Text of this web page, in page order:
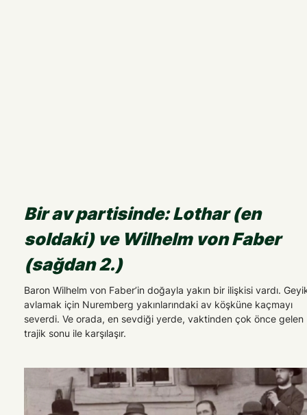
Bir av partisinde: Lothar (en
soldaki) ve Wilhelm von Faber
(sağdan 2.)
Baron Wilhelm von Faber’in doğayla yakın bir ilişkisi vardı.
avlamak için Nuremberg yakınlarındaki av köşküne kaçmayı
severdi. Ve orada, en sevdiği yerde, vaktinden çok önce gelen
trajik sonu ile karşılaşır.